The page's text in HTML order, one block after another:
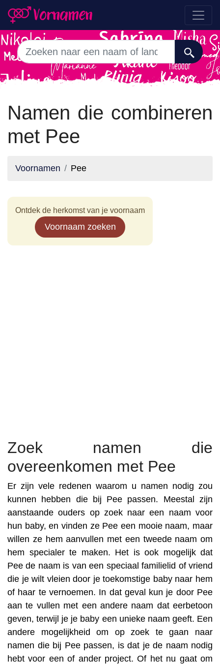
Namen die combineren
met Pee
Voornamen Pee
Ontdek de herkomst van je voornaam
Voornaam zoeken
Zoek namen die
overeenkomen met Pee
Er zijn vele redenen waarom u namen nodig zou
kunnen hebben die bij Pee passen. Meestal zijn
aanstaande ouders op zoek naar een naam voor
hun baby, en vinden ze Pee een mooie naam, maar
willen ze hem aanvullen met een tweede naam om
hem specialer te maken. Het is ook mogelijk dat
Pee de naam is van een speciaal familielid of vriend
die je wilt vleien door je toekomstige baby naar hem
of haar te vernoemen. In dat geval kun je door Pee
aan te vullen met een andere naam dat eerbetoon
geven, terwijl je je baby een unieke naam geeft. Een
andere mogelijkheid om op zoek te gaan naar
namen die bij Pee passen, is dat je de naam nodig
hebt voor een of ander project. Of het nu gaat om